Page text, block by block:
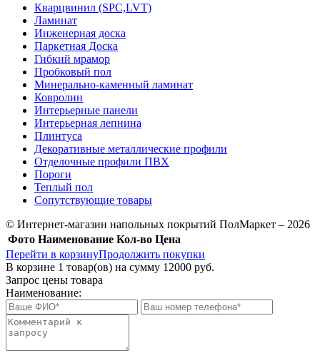
Кварцвинил (SPC,LVT)
Ламинат
Инженерная доска
Паркетная Доска
Гибкий мрамор
Пробковый пол
Минерально-каменный ламинат
Ковролин
Интерьерные панели
Интерьерная лепнина
Плинтуса
Декоративные металлические профили
Отделочные профили ПВХ
Пороги
Теплый пол
Сопутствующие товары
© Интернет-магазин напольных покрытий ПолМаркет – 2026
Фото Наименование Кол-во Цена
Перейти в корзинуПродолжить покупки
В корзине 1 товар(ов) на сумму 12000 руб.
Запрос цены товара
Наименование: